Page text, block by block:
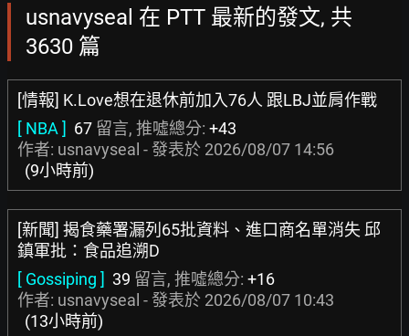
usnavyseal 在 PTT 最新的發文, 共
3630 篇
[情報] K.Love想在退休前加入76人 跟LBJ並肩作戰
[ NBA ] 67 留言, 推噓總分: +43
作者: usnavyseal - 發表於 2026/08/07 14:56
(9小時前)
[新聞] 揭食藥署漏列65批資料、進口商名單消失 邱
鎮軍批：食品追溯D
[ Gossiping ] 39 留言, 推噓總分: +16
作者: usnavyseal - 發表於 2026/08/07 10:43
(13小時前)